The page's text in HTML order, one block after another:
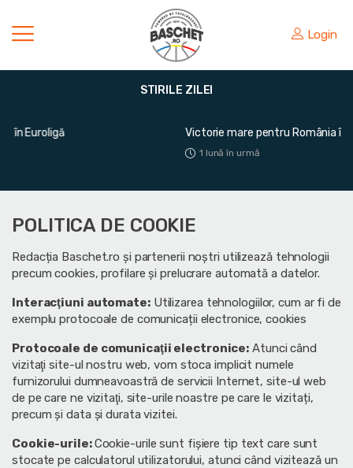
Login
STIRILE ZILEI
Victorie mare pentru România în fața Greciei
POLITICA DE COOKIE
Redacția Baschet.ro și partenerii noștri utilizează tehnologii
precum cookies, profilare și prelucrare automată a datelor.
Interacţiuni automate:Utilizarea tehnologiilor, cum ar fi de
exemplu protocoale de comunicații electronice, cookies
Protocoale de comunicaţii electronice: Atunci când
vizitaţi site-ul nostru web, vom stoca implicit numele
furnizorului dumneavoastră de servicii Internet, site-ul web
de pe care ne vizitaţi, site-urile noastre pe care le vizitați,
precum şi data şi durata vizitei.
Cookie-urile:Cookie-urile sunt fişiere tip text care sunt
stocate pe calculatorul utilizatorului, atunci când vizitează un